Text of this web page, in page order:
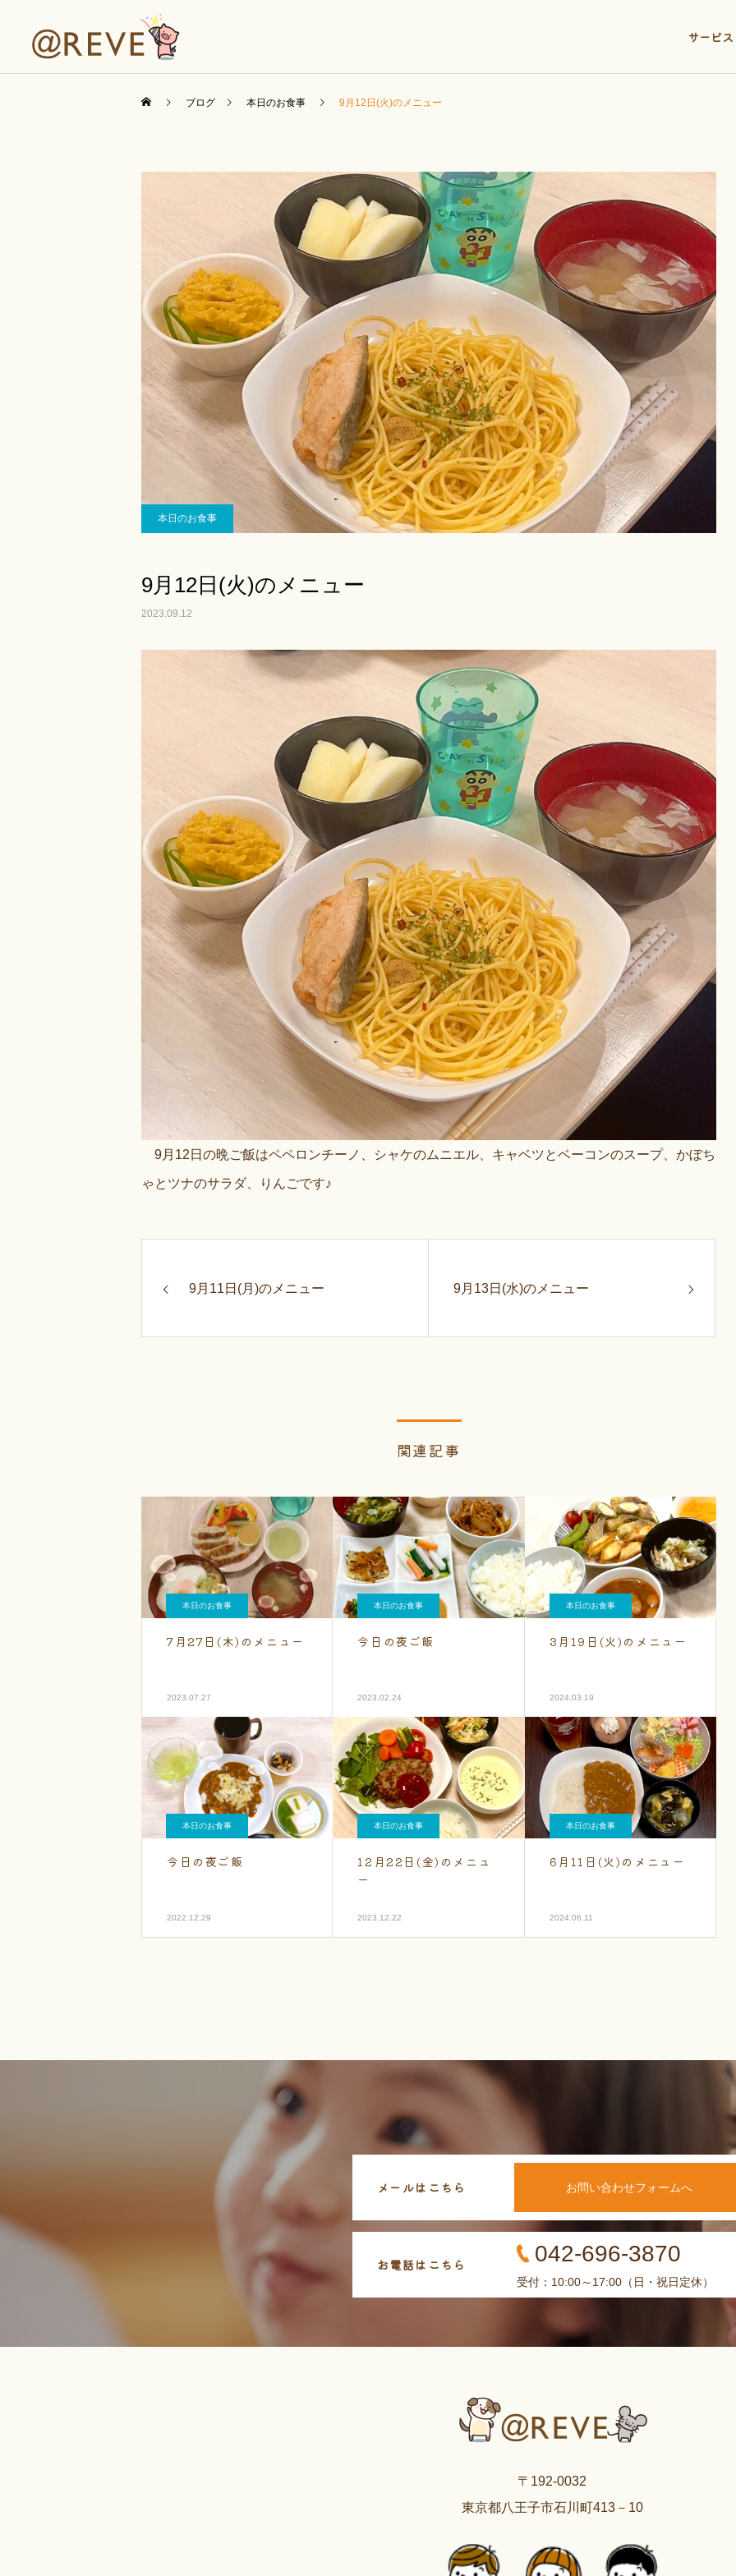
サービス
ブログ 本日のお食事 9月12日(火)のメニュー
本日のお食事
9月12日(火)のメニュー
2023.09.12
9月12日の晩ご飯はペペロンチーノ、シャケのムニエル、キャベツとベーコンのスープ、かぼち
ゃとツナのサラダ、りんごです♪
9月11日(月)のメニュー 9月13日(水)のメニュー
関連記事
本日のお食事
7月27日(木)のメニュー
2023.07.27
本日のお食事
今日の夜ご飯
2023.02.24
本日のお食事
3月19日(火)のメニュー
2024.03.19
本日のお食事
今日の夜ご飯
2022.12.29
本日のお食事
12月22日(金)のメニュ
ー
2023.12.22
本日のお食事
6月11日(火)のメニュー
2024.06.11
メールはこちら お問い合わせフォームへ
お電話はこちら 042-696-3870
受付：10:00～17:00（日・祝日定休）
〒192-0032
東京都八王子市石川町413－10